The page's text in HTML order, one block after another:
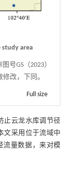
study area
号GS（2023）
改，下同。
Full size
止云龙水库调节径
文采用位于流域中
流量数据，来对模